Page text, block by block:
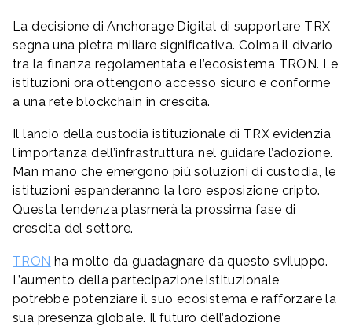
La decisione di Anchorage Digital di supportare TRX
segna una pietra miliare significativa. Colma il divario
tra la finanza regolamentata e l’ecosistema TRON. Le
istituzioni ora ottengono accesso sicuro e conforme
a una rete blockchain in crescita.
Il lancio della custodia istituzionale di TRX evidenzia
l’importanza dell’infrastruttura nel guidare l’adozione.
Man mano che emergono più soluzioni di custodia, le
istituzioni espanderanno la loro esposizione cripto.
Questa tendenza plasmerà la prossima fase di
crescita del settore.
TRON ha molto da guadagnare da questo sviluppo.
L’aumento della partecipazione istituzionale
potrebbe potenziare il suo ecosistema e rafforzare la
sua presenza globale. Il futuro dell’adozione